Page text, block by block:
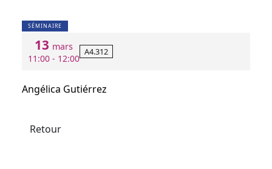
SÉMINAIRE
13 mars
11:00 - 12:00
A4.312
Angélica Gutiérrez
Retour